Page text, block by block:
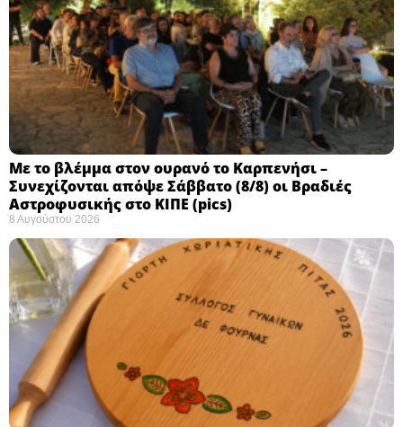
Με το βλέμμα στον ουρανό το Καρπενήσι –
Συνεχίζονται απόψε Σάββατο (8/8) οι Βραδιές
Αστροφυσικής στο ΚΙΠΕ (pics)
8 Αυγούστου 2026